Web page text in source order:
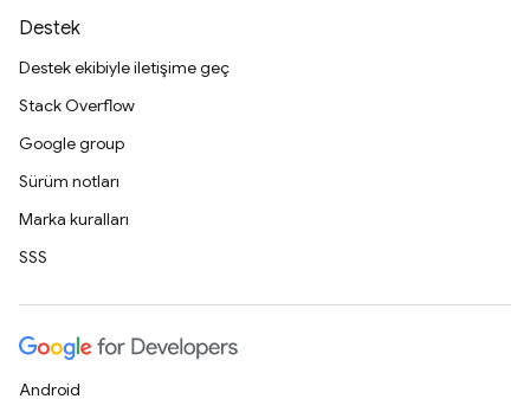
Destek
Destek ekibiyle iletişime geç
Stack Overflow
Google group
Sürüm notları
Marka kuralları
SSS
Android